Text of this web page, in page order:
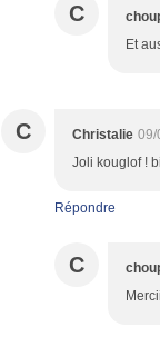
C
Et
C Christalie 09/
Joli kouglof !
Répondre
C